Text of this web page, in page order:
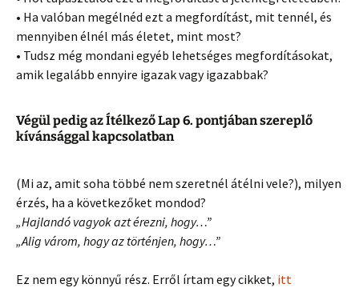
• Ha valóban megélnéd ezt a megfordítást, mit tennél, és
mennyiben élnél más életet, mint most?
• Tudsz még mondani egyéb lehetséges megfordításokat,
amik legalább ennyire igazak vagy igazabbak?
Végül pedig az Ítélkező Lap 6. pontjában szereplő
kívánsággal kapcsolatban
(Mi az, amit soha többé nem szeretnél átélni vele?), milyen
érzés, ha a következőket mondod?
„Hajlandó vagyok azt érezni, hogy…”
„Alig várom, hogy az történjen, hogy…”
Ez nem egy könnyű rész. Erről írtam egy cikket, itt